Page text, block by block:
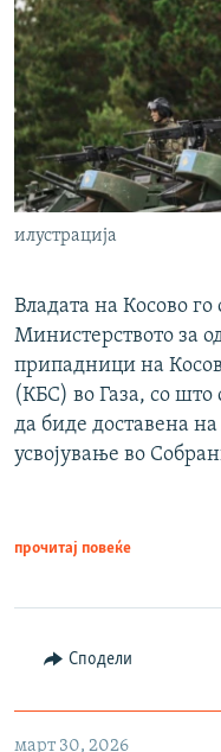
илустрација
Владата на Косово
Министерството за
припадници на
(КБС) во Газа, со што
да биде доставена
усвојување во
прочитај повеќе
Сподели
март 30, 2026